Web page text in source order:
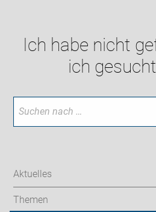
Ich habe nicht
ich
Aktuelles
Themen